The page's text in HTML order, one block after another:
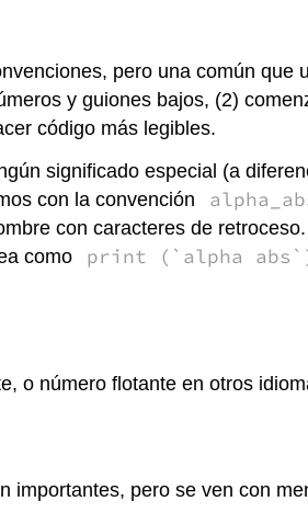
pero una común que
y guiones bajos, (2)
código más legibles.
significado especial (a
con la convención
con caracteres de
como print (`alpha
o número flotante en otros
importantes, pero se ven con